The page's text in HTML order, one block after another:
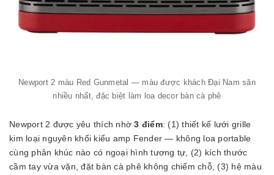
Newport 2 màu Red Gunmetal — màu được khách Đại Nam săn
nhiều nhất, đặc biệt làm loa decor bàn cà phê
Newport 2 được yêu thích nhờ3 điểm: (1) thiết kế lưới grille
kim loại nguyên khối kiểu amp Fender — không loa portable
cùng phân khúc nào có ngoại hình tương tự, (2) kích thước
cầm tay vừa vặn, đặt bàn cà phê không chiếm chỗ, (3) hệ màu